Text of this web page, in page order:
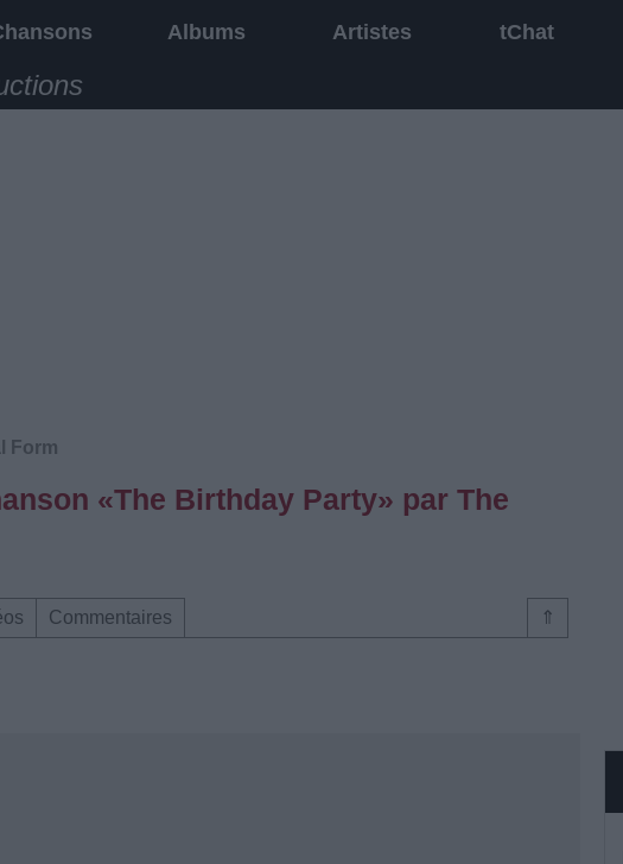
Albums Artistes tChat
Form
«The Birthday Party» par The
⇑
Commentaires